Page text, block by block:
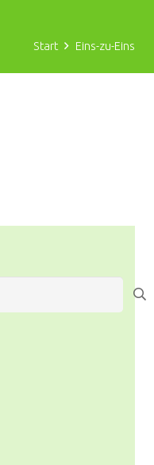
Start Eins-zu-Eins